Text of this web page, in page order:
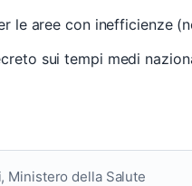
le aree con inefficienze
sui tempi medi
Ministero della Salute